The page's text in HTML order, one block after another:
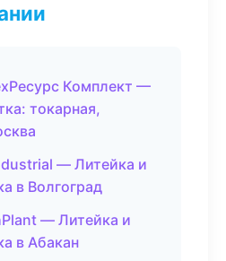
Комплект —
токарная,
— Литейка и
в Волгоград
— Литейка и
в Абакан